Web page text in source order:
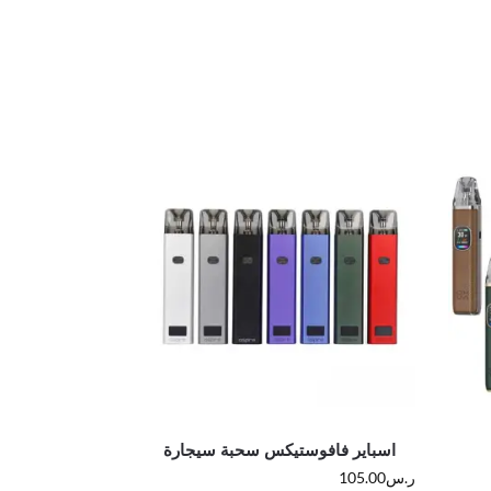
اسباير فافوستيكس سحبة سيجارة
ر.س105.00